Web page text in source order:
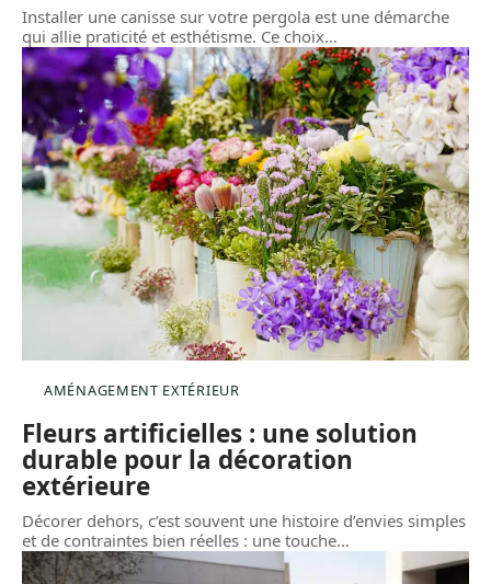
Installer une canisse sur votre pergola est une démarche
qui allie praticité et esthétisme. Ce choix…
AMÉNAGEMENT EXTÉRIEUR
Fleurs artificielles : une solution
durable pour la décoration
extérieure
Décorer dehors, c’est souvent une histoire d’envies simples
et de contraintes bien réelles : une touche…